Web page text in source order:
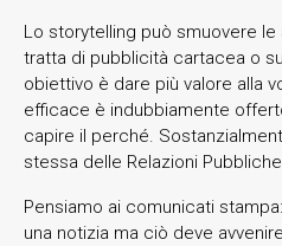
Lo storytelling può smuovere
tratta di pubblicità cartacea o
obiettivo è dare più valore alla
efficace è indubbiamente
capire il perché.
stessa delle Relazioni
Pensiamo ai comunicati
una notizia ma ciò deve